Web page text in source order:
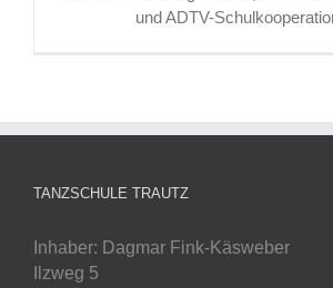
und ADTV-
TANZSCHULE TRAUTZ
Inhaber: Dagmar Fink-Käsweber
Ilzweg 5